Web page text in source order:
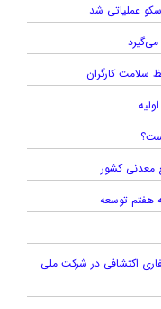
عملیاتی شد
سلامت کارگران
معدنی کشور
هفتم توسعه
و ۲۲ درصدی حفاری اکتشافی در شرکت ملی